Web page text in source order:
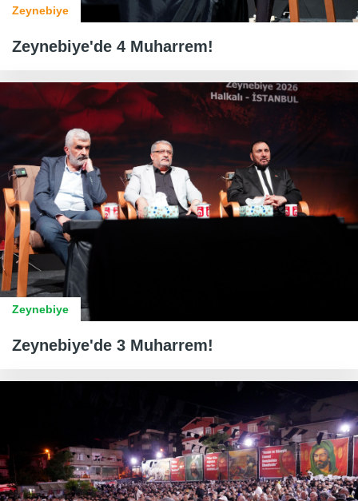
Zeynebiye
Zeynebiye'de 4 Muharrem!
Zeynebiye
Zeynebiye'de 3 Muharrem!